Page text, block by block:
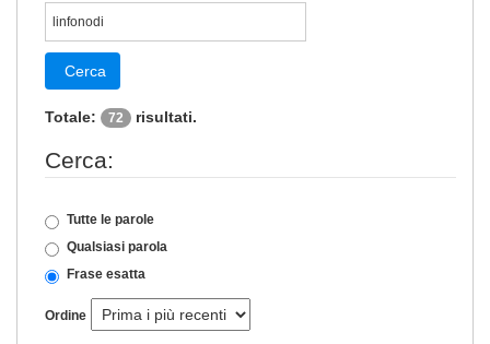
Cerca
Totale: 72 risultati.
Cerca:
Tutte le parole
Qualsiasi parola
Frase esatta
Ordine